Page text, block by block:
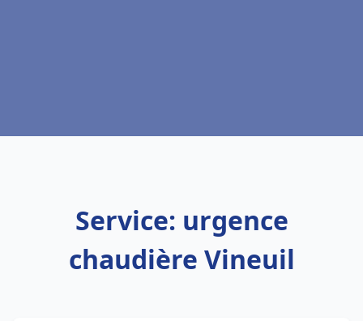
Service: urgence
chaudière Vineuil